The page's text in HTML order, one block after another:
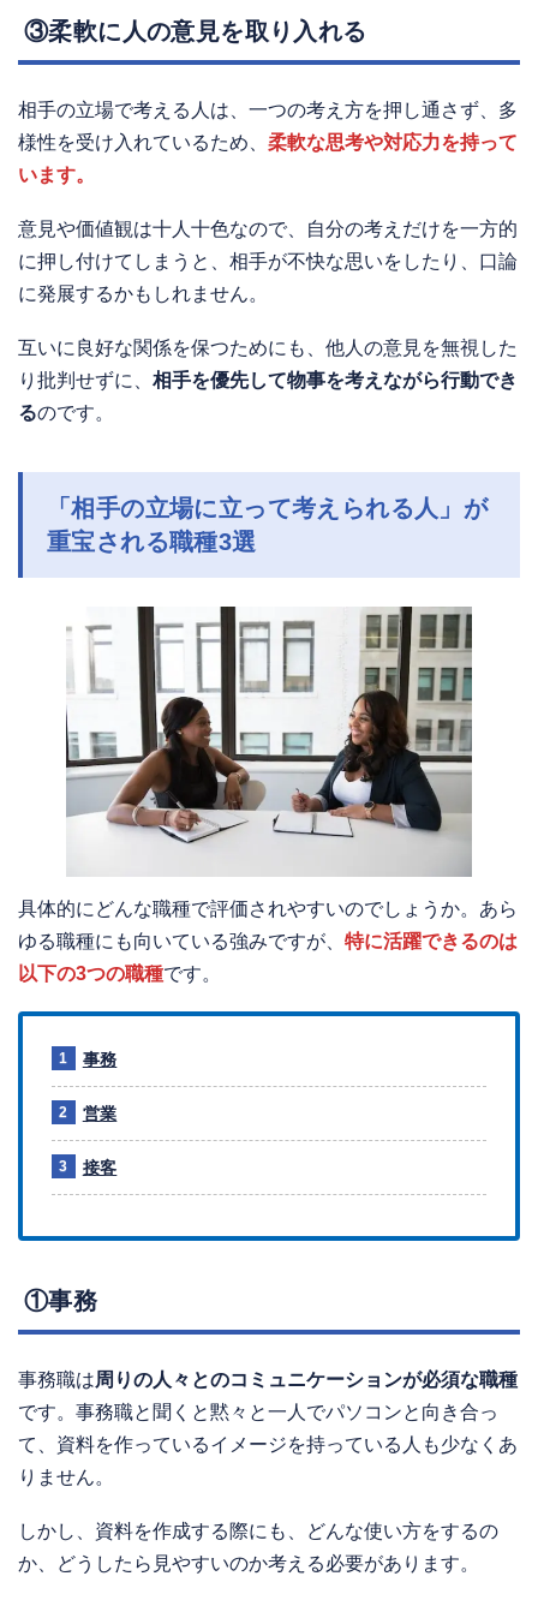
③柔軟に人の意見を取り入れる
相手の立場で考える人は、一つの考え方を押し通さず、多
様性を受け入れているため、 柔軟な思考や対応力を持って
います。
意見や価値観は十人十色なので、自分の考えだけを一方的
に押し付けてしまうと、相手が不快な思いをしたり、口論
に発展するかもしれません。
互いに良好な関係を保つためにも、他人の意見を無視した
り批判せずに、 相手を優先して物事を考えながら行動でき
るのです。
「相手の立場に立って考えられる人」 が
重宝される職種3選
具体的にどんな職種で評価されやすいのでしょうか。あら
ゆる職種にも向いている強みですが、 特に活躍できるのは
以下の3つの職種です。
事務
営業
接客
①事務
事務職は周りの人々とのコミュニケーションが必須な職種
です。事務職と聞くと黙々と一人でパソコンと向き合っ
て、資料を作っているイメージを持っている人も少なくあ
りません。
しかし、資料を作成する際にも、どんな使い方をするの
か、どうしたら見やすいのか考える必要があります。